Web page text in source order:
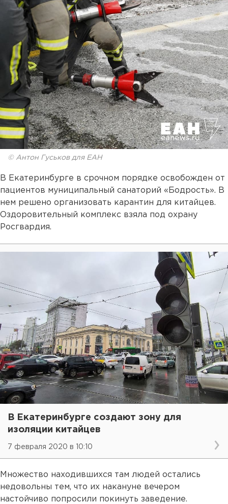
© Антон Гуськов для ЕАН
В Екатеринбурге в срочном порядке освобожден от
пациентов муниципальный санаторий «Бодрость». В
нем решено организовать карантин для китайцев.
Оздоровительный комплекс взяла под охрану
Росгвардия.
В Екатеринбурге создают зону для
изоляции китайцев
7 февраля 2020 в 10:10
Множество находившихся там людей остались
недовольны тем, что их накануне вечером
настойчиво попросили покинуть заведение.